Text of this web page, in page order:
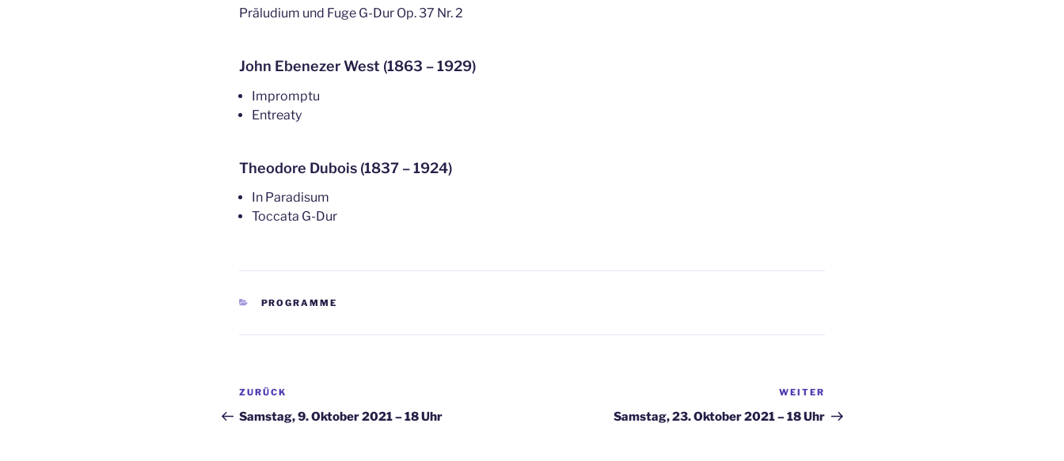
Präludium und Fuge G-Dur Op. 37 Nr. 2
John Ebenezer West (1863 – 1929)
Impromptu
Entreaty
Theodore Dubois (1837 – 1924)
In Paradisum
Toccata G-Dur
KATEGORIEN
PROGRAMME
Beitragsnavigation
Vorheriger
Beitrag
ZURÜCK
Samstag, 9. Oktober 2021 – 18 Uhr
Beitrag
WEITER
Samstag, 23. Oktober 2021 – 18 Uhr